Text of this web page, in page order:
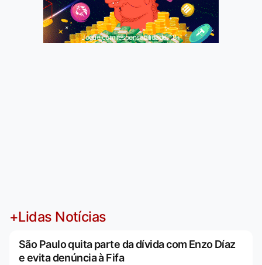
Jogue com responsabilidade. 18+
+Lidas Notícias
São Paulo quita parte da dívida com Enzo Díaz
e evita denúncia à Fifa